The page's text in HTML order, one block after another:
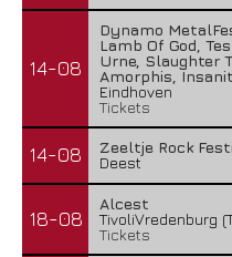
14-08
Dynamo
Lamb Of God,
Urne, Slaughter
Amorphis,
Eindhoven
Tickets
14-08
Zeeltje Rock
Deest
18-08
Alcest
TivoliVredenburg
Tickets